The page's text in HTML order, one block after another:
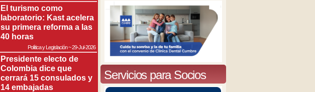
El turismo como
laboratorio: Kast acelera
su primera reforma a las
40 horas
Política y Legislación~29-Jul-2026
Presidente electo de
Colombia dice que
cerrará 15 consulados y
14 embajadas
Servicios para Socios